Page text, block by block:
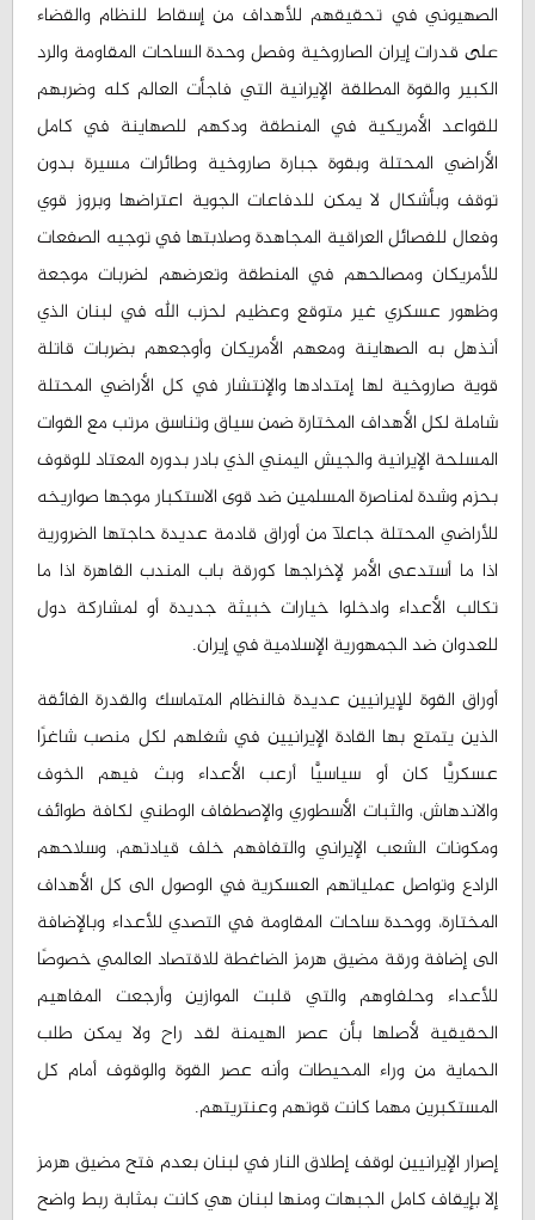
الصهيوني في تحقيقهم للأهداف من إسقاط للنظام والقضاء
على قدرات إيران الصاروخية وفصل وحدة الساحات المقاومة والرد
الكبير والقوة المطلقة الإيرانية التي فاجأت العالم كله وضربهم
للقواعد الأمريكية في المنطقة ودكهم للصهاينة في كامل
الأراضي المحتلة وبقوة جبارة صاروخية وطائرات مسيرة بدون
توقف وبأشكال لا يمكن للدفاعات الجوية اعتراضها وبروز قوي
وفعال للفصائل العراقية المجاهدة وصلابتها في توجيه الصفعات
للأمريكان ومصالحهم في المنطقة وتعرضهم لضربات موجعة
وظهور عسكري غير متوقع وعظيم لحزب الله في لبنان الذي
أنذهل به الصهاينة ومعهم الأمريكان وأوجعهم بضربات قاتلة
قوية صاروخية لها إمتدادها والإنتشار في كل الأراضي المحتلة
شاملة لكل الأهداف المختارة ضمن سياق وتناسق مرتب مع القوات
المسلحة الإيرانية والجيش اليمني الذي بادر بدوره المعتاد للوقوف
بحزم وشدة لمناصرة المسلمين ضد قوى الاستكبار موجها صواريخه
للأراضي المحتلة جاعلآ من أوراق قادمة عديدة حاجتها الضرورية
اذا ما أستدعى الأمر لإخراجها كورقة باب المندب القاهرة اذا ما
تكالب الأعداء وادخلوا خيارات خبيثة جديدة أو لمشاركة دول
للعدوان ضد الجمهورية الإسلامية في إيران.
أوراق القوة للإيرانيين عديدة فالنظام المتماسك والقدرة الفائقة
الذين يتمتع بها القادة الإيرانيين في شغلهم لكل منصب شاغرًا
عسكريًّا كان أو سياسيًّا أرعب الأعداء وبث فيهم الخوف
والاندهاش، والثبات الأسطوري والإصطفاف الوطني لكافة طوائف
ومكونات الشعب الإيراني والتفافهم خلف قيادتهم، وسلاحهم
الرادع وتواصل عملياتهم العسكرية في الوصول الى كل الأهداف
المختارة، ووحدة ساحات المقاومة في التصدي للأعداء وبالإضافة
الى إضافة ورقة مضيق هرمز الضاغطة للاقتصاد العالمي خصوصًا
للأعداء وحلفاوهم والتي قلبت الموازين وأرجعت المفاهيم
الحقيقية لأصلها بأن عصر الهيمنة لقد راح ولا يمكن طلب
الحماية من وراء المحيطات وأنه عصر القوة والوقوف أمام كل
المستكبرين مهما كانت قوتهم وعنتريتهم.
إصرار الإيرانيين لوقف إطلاق النار في لبنان بعدم فتح مضيق هرمز
إلا بإيقاف كامل الجبهات ومنها لبنان هي كانت بمثابة ربط واضح